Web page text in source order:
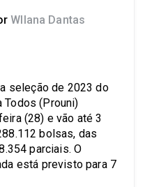
Wllana Dantas
seleção de 2023 do
Todos (Prouni)
(28) e vão até 3
bolsas, das
parciais. O
está previsto para 7